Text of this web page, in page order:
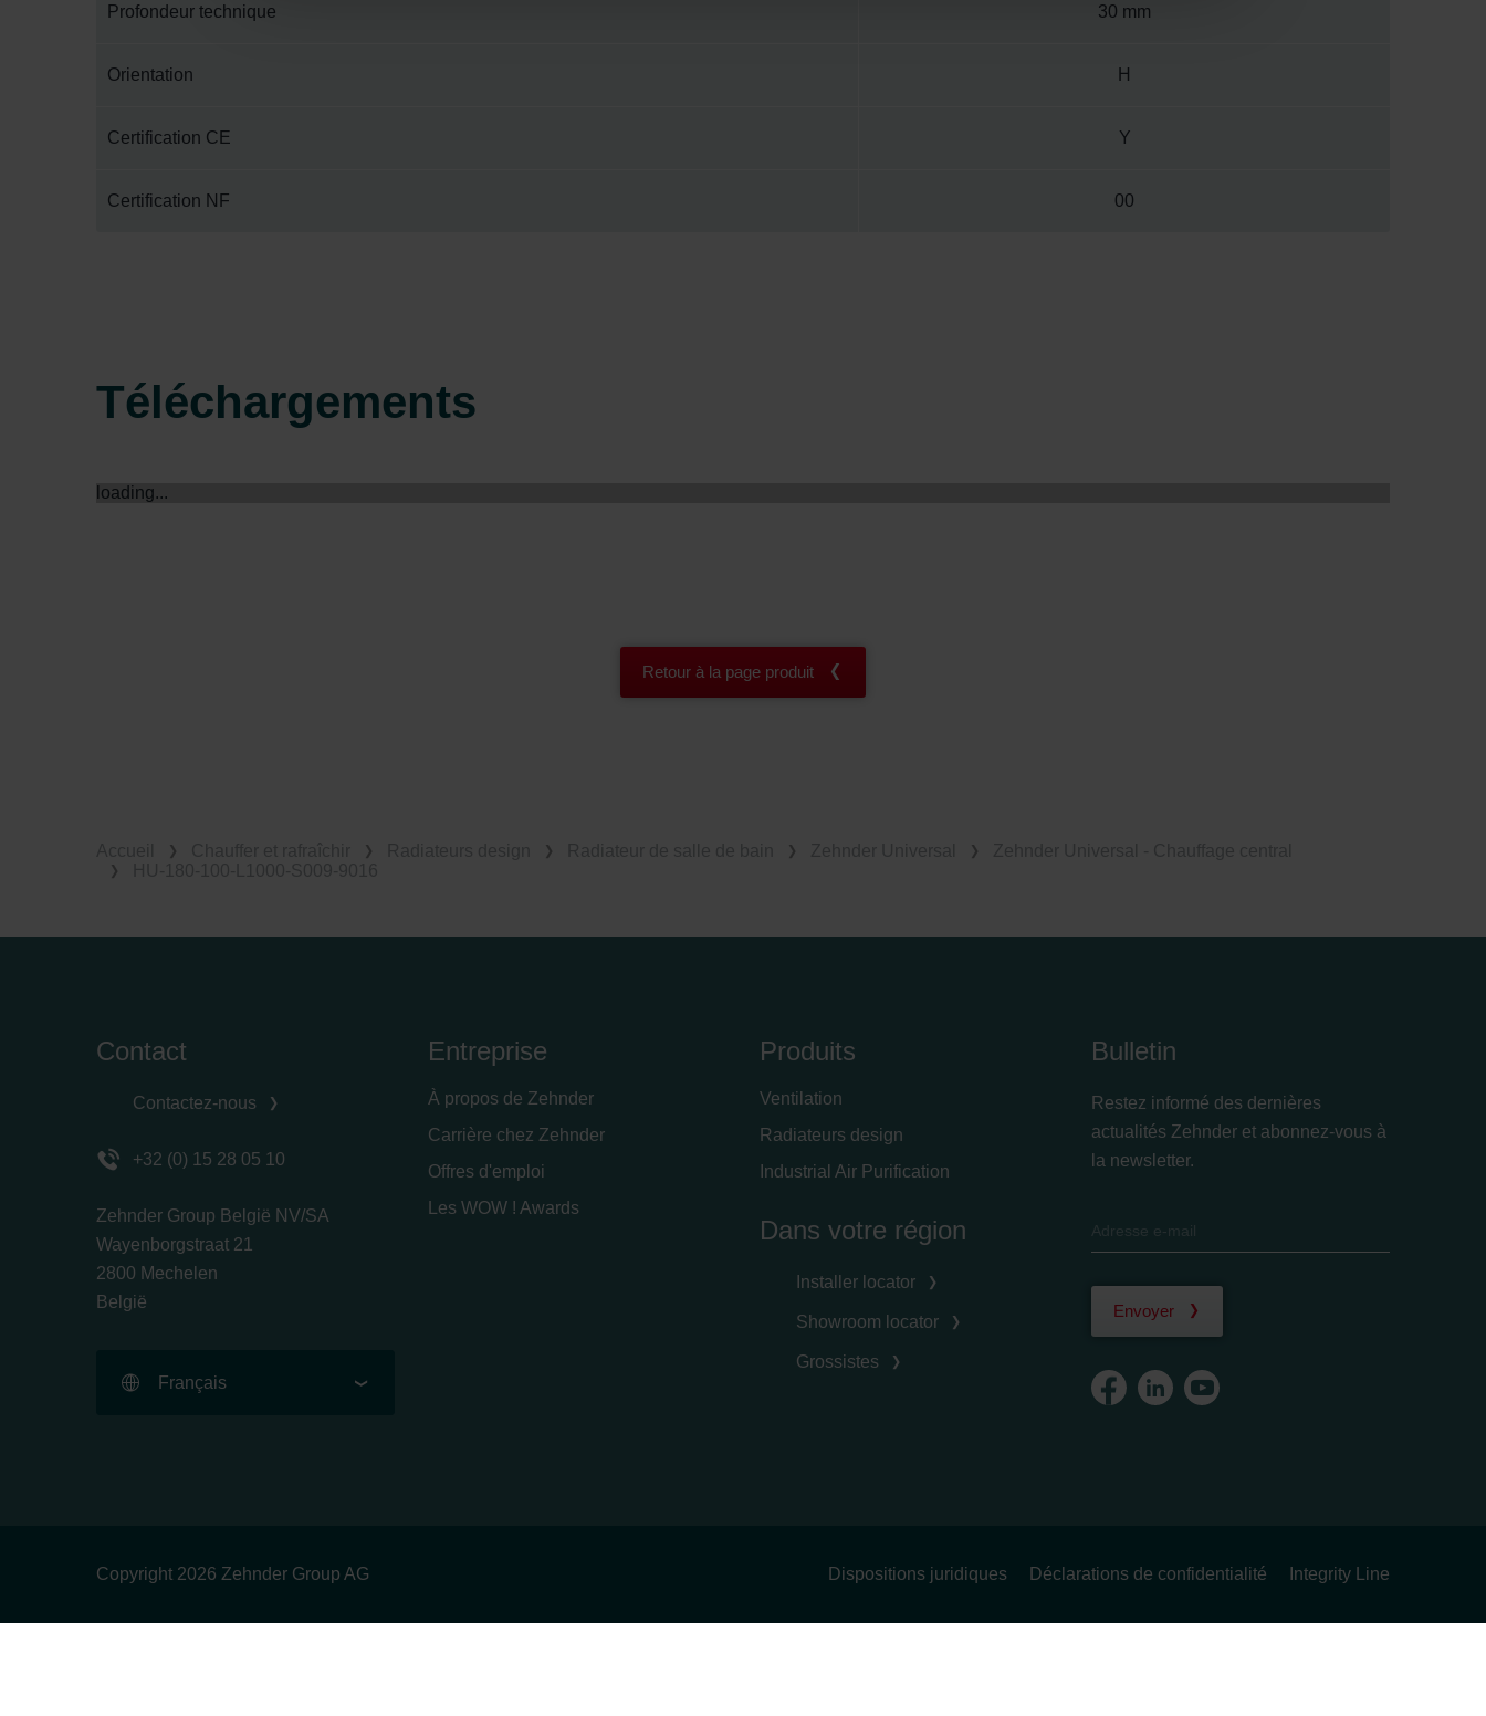
Zehnder Group AG: Data Privacy
Profondeur technique 30 mm
Orientation H
Certification CE Y
Certification NF 00
Téléchargements
loading...
Retour à la page produit
Contact
Contactez-nous
+32 (0) 15 28 05 10
Zehnder Group België NV/SA
Wayenborgstraat 21
2800 Mechelen
België
Français
Entreprise
À propos de Zehnder
Carrière chez Zehnder
Offres d'emploi
Les WOW ! Awards
Produits
Ventilation
Radiateurs design
Industrial Air Purification
Dans votre région
Installer locator
Showroom locator
Grossistes
Bulletin
Restez informé des dernières
actualités Zehnder et abonnez-vous à
la newsletter.
Envoyer
Copyright 2026 Zehnder Group AG Dispositions juridiques Déclarations de confidentialité Integrity Line